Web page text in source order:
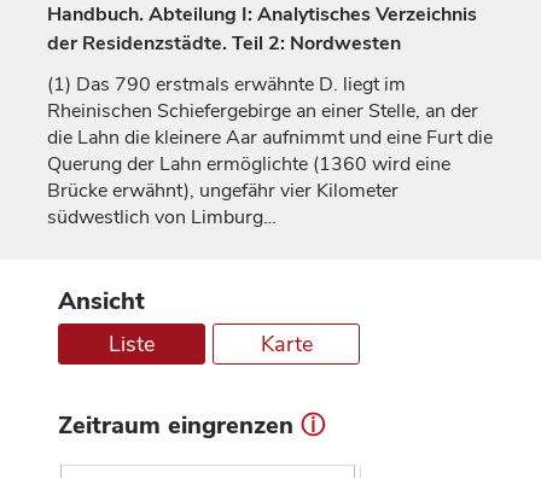
Handbuch. Abteilung I: Analytisches Verzeichnis
der Residenzstädte. Teil 2: Nordwesten
(1) Das 790 erstmals erwähnte D. liegt im
Rheinischen Schiefergebirge an einer Stelle, an der
die Lahn die kleinere Aar aufnimmt und eine Furt die
Querung der Lahn ermöglichte (1360 wird eine
Brücke erwähnt), ungefähr vier Kilometer
südwestlich von Limburg…
Ansicht
Liste Karte
Zeitraum eingrenzen ⓘ